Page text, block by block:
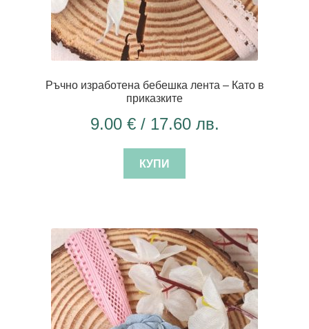
Ръчно изработена бебешка лента – Като в
приказките
9.00 €/ 17.60 лв.
КУПИ